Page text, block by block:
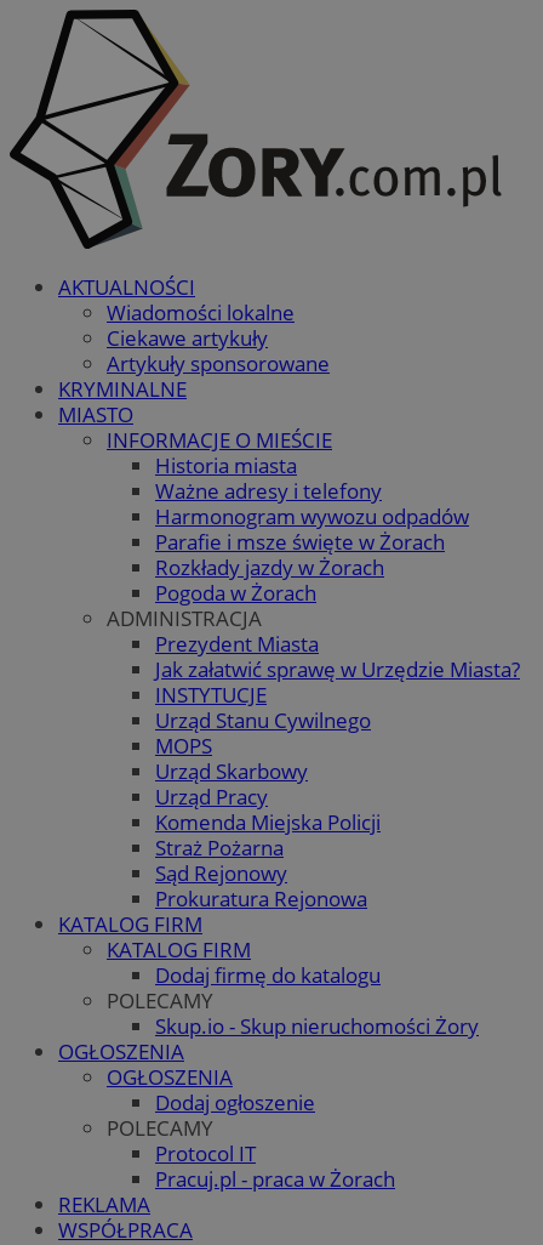
AKTUALNOŚCI
Wiadomości lokalne
Ciekawe artykuły
Artykuły sponsorowane
KRYMINALNE
MIASTO
INFORMACJE O MIEŚCIE
Historia miasta
Ważne adresy i telefony
Harmonogram wywozu odpadów
Parafie i msze święte w Żorach
Rozkłady jazdy w Żorach
Pogoda w Żorach
ADMINISTRACJA
Prezydent Miasta
Jak załatwić sprawę w Urzędzie Miasta?
INSTYTUCJE
Urząd Stanu Cywilnego
MOPS
Urząd Skarbowy
Urząd Pracy
Komenda Miejska Policji
Straż Pożarna
Sąd Rejonowy
Prokuratura Rejonowa
KATALOG FIRM
KATALOG FIRM
Dodaj firmę do katalogu
POLECAMY
Skup.io - Skup nieruchomości Żory
OGŁOSZENIA
OGŁOSZENIA
Dodaj ogłoszenie
POLECAMY
Protocol IT
Pracuj.pl - praca w Żorach
REKLAMA
WSPÓŁPRACA